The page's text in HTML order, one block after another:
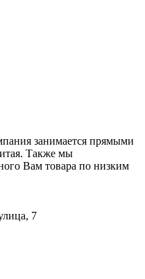
занимается прямыми
Также мы
Вам товара по низким
7